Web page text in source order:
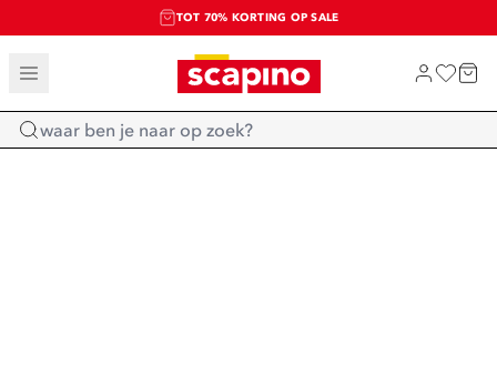
TOT 70% KORTING OP SALE
SALE: LAATSTE KANS!
SHOP NIEUW
Home